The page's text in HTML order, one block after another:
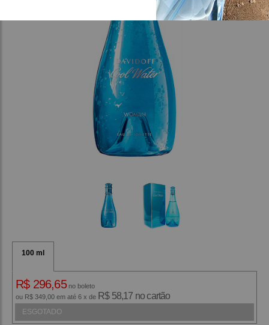
100 ml
R$ 296,65no boleto
ou R$ 349,00 em até 6 x de R$ 58,17 no cartão
ESGOTADO